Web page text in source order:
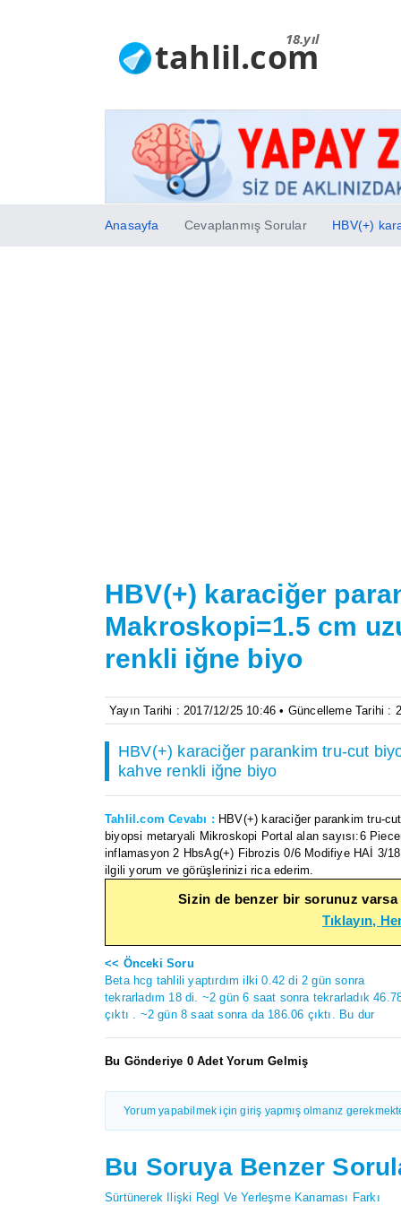
18.yıl
tahlil.com
Anasayfa Cevaplanmış Sorular HBV(+)
HBV(+) karaciğer
Makroskopi=1.5 cm
renkli iğne biyo
Yayın Tarihi : 2017/12/25 10:46 • Güncelleme Tarihi :
HBV(+) karaciğer parankim tru-cut
kahve renkli iğne biyo
Tahlil.com Cevabı : HBV(+) karaciğer parankim tru-
biyopsi metaryali Mikroskopi Portal alan sayısı:6
inflamasyon 2 HbsAg(+) Fibrozis 0/6 Modifiye HAİ 3/
ilgili yorum ve görüşlerinizi rica ederim.
Sizin de benzer bir sorunuz
Tıklayın,
<< Önceki Soru
Beta hcg tahlili yaptırdım ilki 0.42 di 2 gün sonra
tekrarladım 18 di. ~2 gün 6 saat sonra tekrarladık
çıktı . ~2 gün 8 saat sonra da 186.06 çıktı. Bu dur
Bu Gönderiye 0 Adet Yorum Gelmiş
Yorum yapabilmek için giriş yapmış olmanız
Bu Soruya Benzer
Sürtünerek Ilişki Regl Ve Yerleşme Kanaması Farkı